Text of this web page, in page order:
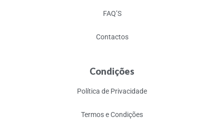
FAQ’S
Contactos
Condições
Política de Privacidade
Termos e Condições